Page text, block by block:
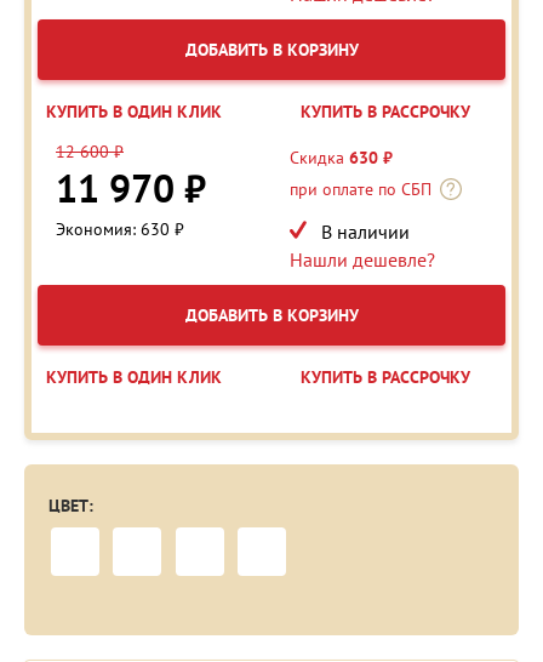
ДОБАВИТЬ В КОРЗИНУ
КУПИТЬ В ОДИН КЛИК
КУПИТЬ В РАССРОЧКУ
12 600 ₽
11 970 ₽
Экономия: 630 ₽
Скидка 630 ₽
при оплате по СБП
В наличии
Нашли дешевле?
ДОБАВИТЬ В КОРЗИНУ
КУПИТЬ В ОДИН КЛИК КУПИТЬ В РАССРОЧКУ
ЦВЕТ: